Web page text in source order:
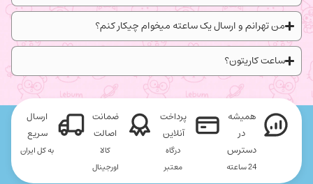
من تهرانم و ارسال یک ساعته میخوام چیکار کنم؟
ساعت کاریتون؟
همیشه
در
دسترس
24 ساعته
پرداخت
آنلاین
درگاه
معتبر
ضمانت
اصالت
کالا
اورجینال
ارسال
سریع
به کل ایران